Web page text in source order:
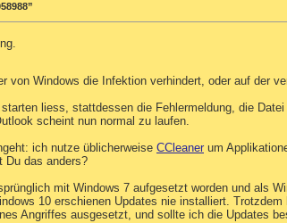
von Windows die Infektion verhindert, oder auf der
liess, stattdessen die Fehlermeldung, die
scheint nun normal zu laufen.
ich nutze üblicherweise CCleaner um
Du das anders?
mit Windows 7 aufgesetzt worden und als
10 erschienen Updates nie installiert.
Angriffes ausgesetzt, und sollte ich die Updates